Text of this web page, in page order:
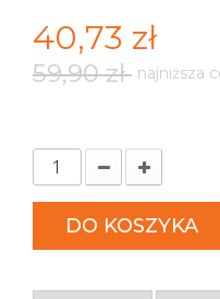
40,73 zł
59,90 zł najniższa
DO KOSZYKA